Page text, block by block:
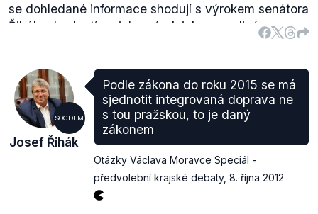
se dohledané informace shodují s výrokem senátora
Řiháka, hodnotíme jeho výrok jako pravdivý.
SOCDEM
Josef Řihák
Podle zákona do roku 2015 se má
sjednotit integrovaná doprava ne
s tou pražskou, to je daný
zákonem
Otázky Václava Moravce Speciál -
předvolební krajské debaty, 8. října 2012